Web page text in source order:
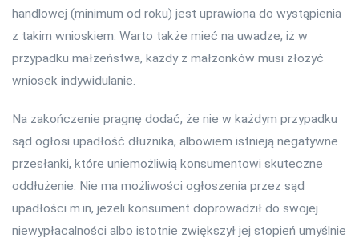
handlowej (minimum od roku) jest uprawiona do wystąpienia
z takim wnioskiem. Warto także mieć na uwadze, iż w
przypadku małżeństwa, każdy z małżonków musi złożyć
wniosek indywidulanie.
Na zakończenie pragnę dodać, że nie w każdym przypadku
sąd ogłosi upadłość dłużnika, albowiem istnieją negatywne
przesłanki, które uniemożliwią konsumentowi skuteczne
oddłużenie. Nie ma możliwości ogłoszenia przez sąd
upadłości m.in, jeżeli konsument doprowadził do swojej
niewypłacalności albo istotnie zwiększył jej stopień umyślnie